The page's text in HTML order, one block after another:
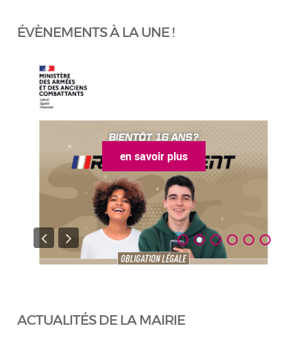
ÉVÈNEMENTS À LA UNE !
en savoir plus
ACTUALITÉS DE LA MAIRIE